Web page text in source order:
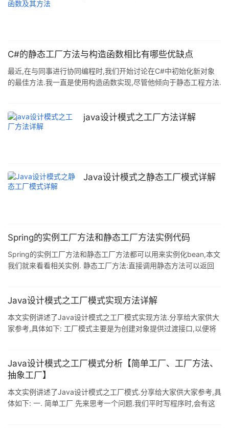
C#的静态工厂方法与构造函数相比有哪些优缺点
最近,在与同事进行协同编程时,我们开始讨论在C#中初始化新对象
的最佳方法.我一直是使用构造函数实现,尽管他倾向于静态工程方法.
myConnection = new SqlConnection(connectionString); // Using
a static factory method IDbConnection myCon
java设计模式之工厂方法详解
Java设计模式之静态工厂模式详解
Spring的实例工厂方法和静态工厂方法实例代码
Spring的实例工厂方法和静态工厂方法都可以用来实例化bean,本文
我们就来看看相关实例. 静态工厂方法:直接调用静态方法可以返回
StaticCarFactory { /** * 静态工厂方法:直接调用静态方法可以返回
Java设计模式之工厂模式实现方法详解
本文实例讲述了Java设计模式之工厂模式实现方法.分享给大家供大
家参考,具体如下: 工厂模式主要是为创建对象提供过渡接口,以便将
2)工厂方法模式(Factory Method):又称为多形性工厂: 3)抽象工厂
模式(Abstract Factory):又称为工具箱,产生产品族,但不利于产生新
Java设计模式之工厂模式分析【简单工厂、工厂方法、
抽象工厂】
本文实例讲述了Java设计模式之工厂模式.分享给大家供大家参考,具
体如下: 一. 简单工厂 先来思考一个问题.我们平时写程序时,会有这